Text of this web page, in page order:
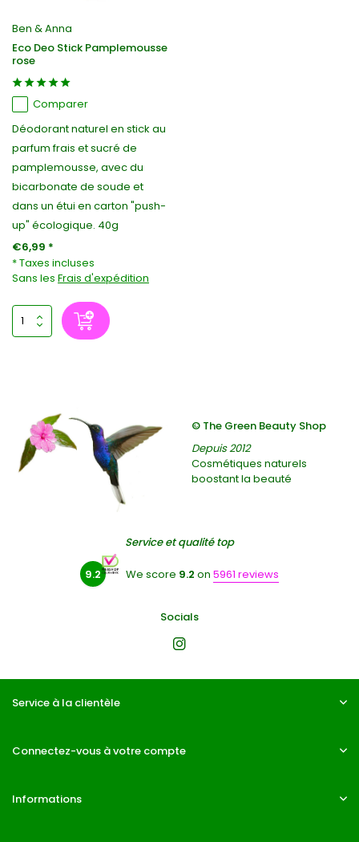
Ben & Anna
Eco Deo Stick Pamplemousse
rose
Comparer
Déodorant naturel en stick au
parfum frais et sucré de
pamplemousse, avec du
bicarbonate de soude et
dans un étui en carton "push-
up" écologique. 40g
€6,99 *
* Taxes incluses
Sans les Frais d'expédition
© The Green Beauty Shop
Depuis 2012
Cosmétiques naturels
boostant la beauté
Service et qualité top
9.2 We score 9.2 on 5961 reviews
Socials
Service à la clientèle
Connectez-vous à votre compte
Informations